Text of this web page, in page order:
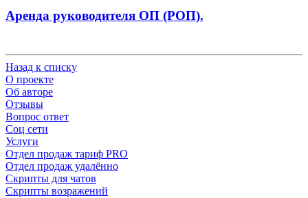
Аренда руководителя ОП (РОП).
Назад к списку
О проекте
Об авторе
Отзывы
Вопрос ответ
Соц сети
Услуги
Отдел продаж тариф PRO
Отдел продаж удалённо
Скрипты для чатов
Скрипты возражений